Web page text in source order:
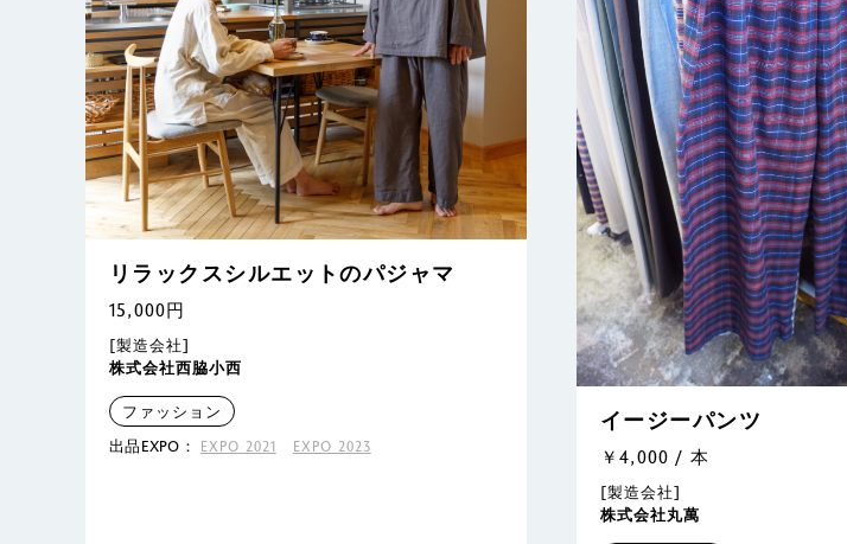
リラックスシルエットのパジャマ
15,000円
[製造会社]
株式会社西脇小西
ファッション
出品EXPO：
EXPO 2021 EXPO 2023
イージーパンツ
￥4,000 / 本
[製造会社]
株式会社丸萬